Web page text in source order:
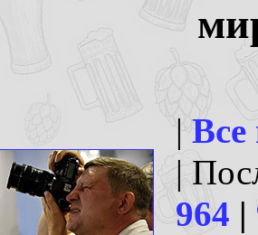
|
|
964 |